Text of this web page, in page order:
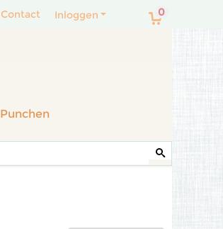
0
Inloggen
Contact
Punchen